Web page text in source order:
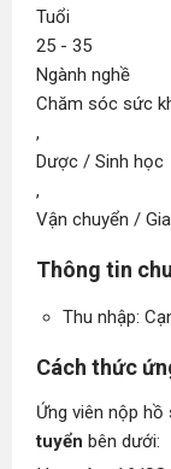
Tuổi
25 - 35
Ngành nghề
Chăm sóc sức
,
Dược / Sinh học
,
Vận chuyển /
Thông tin
Thu nhập:
Cách thức
Ứng viên nộp
tuyển bên dưới: